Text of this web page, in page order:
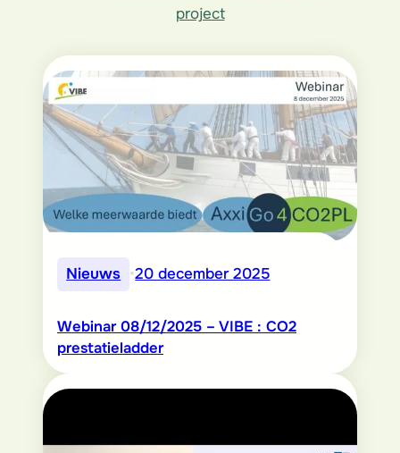
project
Nieuws •20 december 2025
Webinar 08/12/2025 – VIBE : CO2
prestatieladder